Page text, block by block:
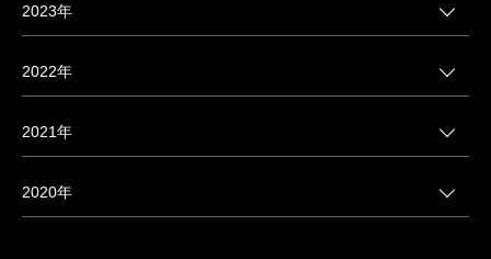
2023年
2022年
2021年
2020年